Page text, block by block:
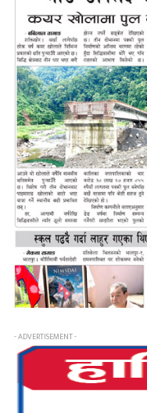
- ADVERTISEMENT -